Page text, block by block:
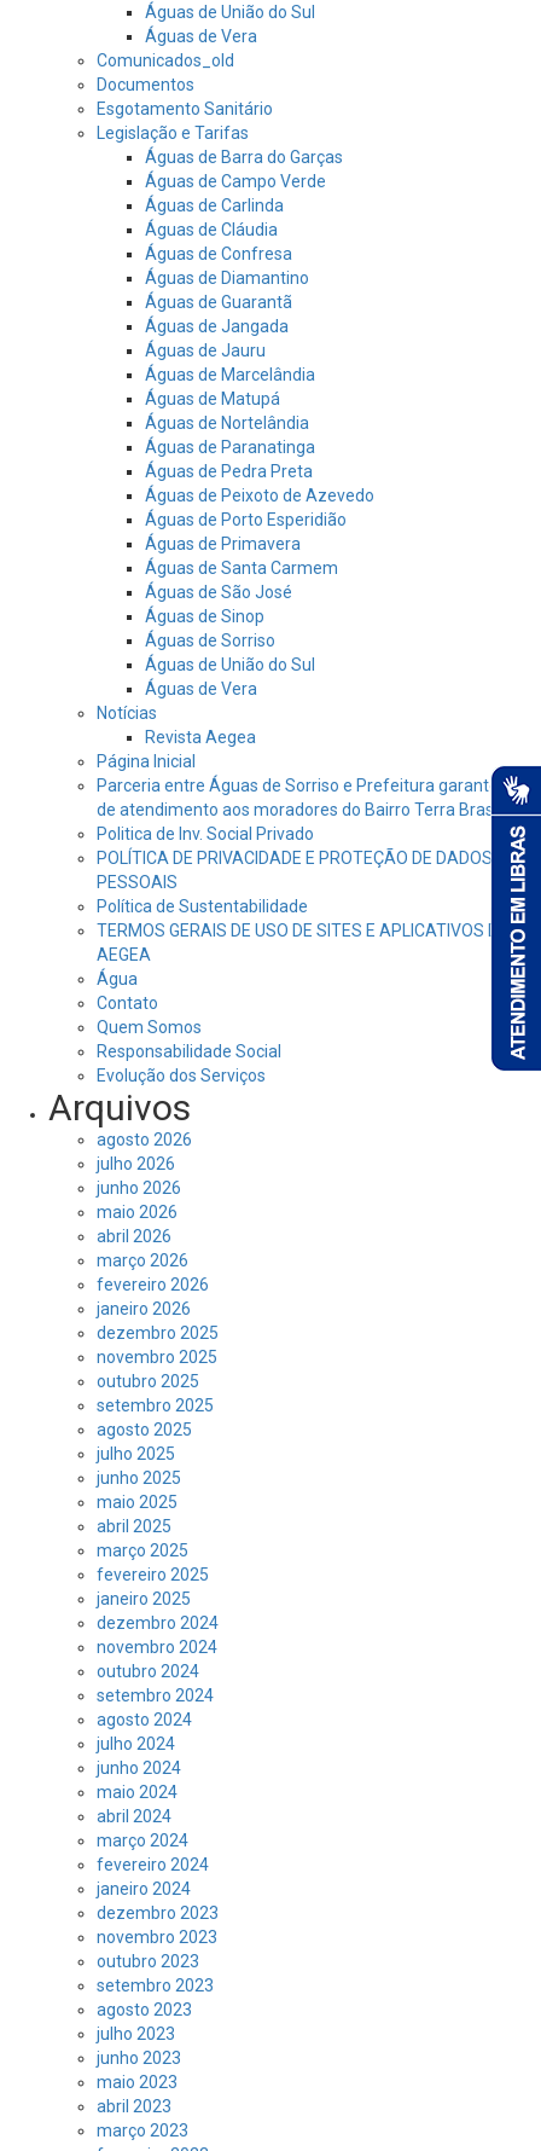
Águas de União do Sul
Águas de Vera
Comunicados_old
Documentos
Esgotamento Sanitário
Legislação e Tarifas
Águas de Barra do Garças
Águas de Campo Verde
Águas de Carlinda
Águas de Cláudia
Águas de Confresa
Águas de Diamantino
Águas de Guarantã
Águas de Jangada
Águas de Jauru
Águas de Marcelândia
Águas de Matupá
Águas de Nortelândia
Águas de Paranatinga
Águas de Pedra Preta
Águas de Peixoto de Azevedo
Águas de Porto Esperidião
Águas de Primavera
Águas de Santa Carmem
Águas de São José
Águas de Sinop
Águas de Sorriso
Águas de União do Sul
Águas de Vera
Notícias
Revista Aegea
Página Inicial
Parceria entre Águas de Sorriso e Prefeitura garante dia
de atendimento aos moradores do Bairro Terra Brasil
Politica de Inv. Social Privado
POLÍTICA DE PRIVACIDADE E PROTEÇÃO DE DADOS
PESSOAIS
Política de Sustentabilidade
TERMOS GERAIS DE USO DE SITES E APLICATIVOS DA
AEGEA
Água
Contato
Quem Somos
Responsabilidade Social
Evolução dos Serviços
Arquivos
agosto 2026
julho 2026
junho 2026
maio 2026
abril 2026
março 2026
fevereiro 2026
janeiro 2026
dezembro 2025
novembro 2025
outubro 2025
setembro 2025
agosto 2025
julho 2025
junho 2025
maio 2025
abril 2025
março 2025
fevereiro 2025
janeiro 2025
dezembro 2024
novembro 2024
outubro 2024
setembro 2024
agosto 2024
julho 2024
junho 2024
maio 2024
abril 2024
março 2024
fevereiro 2024
janeiro 2024
dezembro 2023
novembro 2023
outubro 2023
setembro 2023
agosto 2023
julho 2023
junho 2023
maio 2023
abril 2023
março 2023